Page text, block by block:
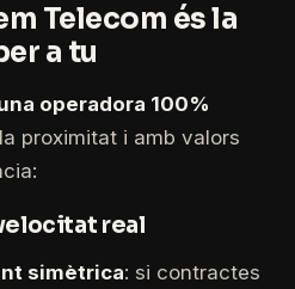
Telecom és la
a tu
operadora 100%
proximitat i amb valors
real
simètrica: si contractes